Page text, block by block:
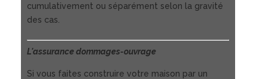
cumulativement ou séparément selon la gravité
des cas.
L'assurance dommages-ouvrage
Si vous faites construire votre maison par un